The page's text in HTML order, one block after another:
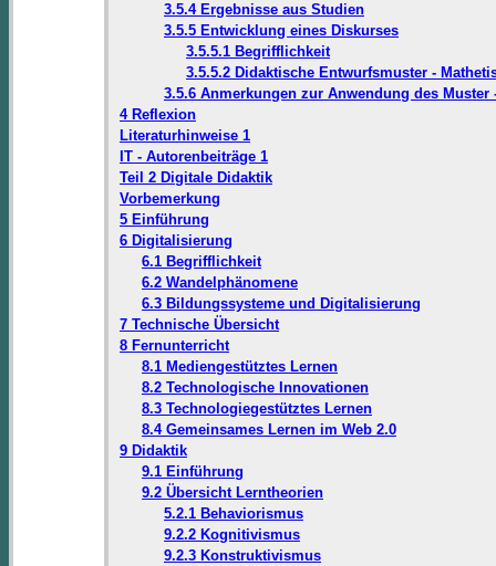
3.5.4 Ergebnisse aus Studien
3.5.5 Entwicklung eines Diskurses
3.5.5.1 Begrifflichkeit
3.5.5.2 Didaktische Entwurfsmuster -
3.5.6 Anmerkungen zur Anwendung des
4 Reflexion
Literaturhinweise 1
IT - Autorenbeiträge 1
Teil 2 Digitale Didaktik
Vorbemerkung
5 Einführung
6 Digitalisierung
6.1 Begrifflichkeit
6.2 Wandelphänomene
6.3 Bildungssysteme und Digitalisierung
7 Technische Übersicht
8 Fernunterricht
8.1 Mediengestütztes Lernen
8.2 Technologische Innovationen
8.3 Technologiegestütztes Lernen
8.4 Gemeinsames Lernen im Web 2.0
9 Didaktik
9.1 Einführung
9.2 Übersicht Lerntheorien
5.2.1 Behaviorismus
9.2.2 Kognitivismus
9.2.3 Konstruktivismus